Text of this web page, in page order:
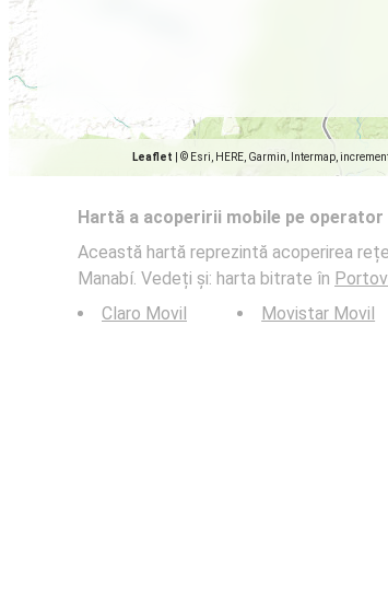
Leaflet © Esri, HERE, Garmin, Intermap,
Hartă a acoperirii mobile pe operator
Această hartă reprezintă acoperirea
Manabí. Vedeți și: harta bitrate în
Claro Movil
Movistar Movil